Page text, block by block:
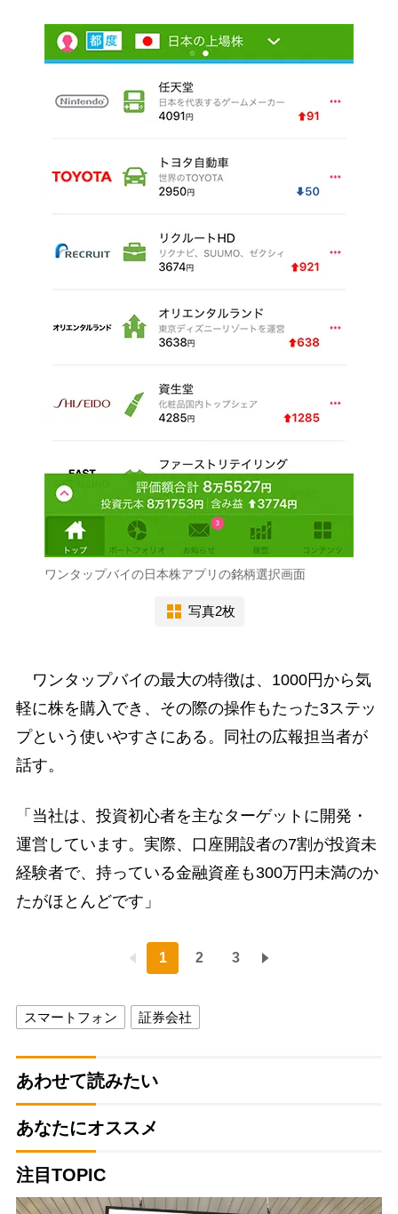
ワンタップバイの日本株アプリの銘柄選択画面
写真2枚
ワンタップバイの最大の特徴は、1000円から気
軽に株を購入でき、その際の操作もたった3ステッ
プという使いやすさにある。同社の広報担当者が
話す。
「当社は、投資初心者を主なターゲットに開発・
運営しています。実際、口座開設者の7割が投資未
経験者で、持っている金融資産も300万円未満のか
たがほとんどです」
1 2 3
スマートフォン 証券会社
あわせて読みたい
あなたにオススメ
注目TOPIC